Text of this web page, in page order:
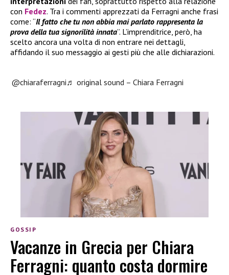
con Fedez. Tra i commenti apprezzati da Ferragni anche frasi
come: “Il fatto che tu non abbia mai parlato rappresenta la
prova della tua signorilità innata”. L’imprenditrice, però, ha
scelto ancora una volta di non entrare nei dettagli,
affidando il suo messaggio ai gesti più che alle dichiarazioni.
@chiaraferragni♬ original sound – Chiara Ferragni
GOSSIP
Vacanze in Grecia per Chiara
Ferragni: quanto costa dormire